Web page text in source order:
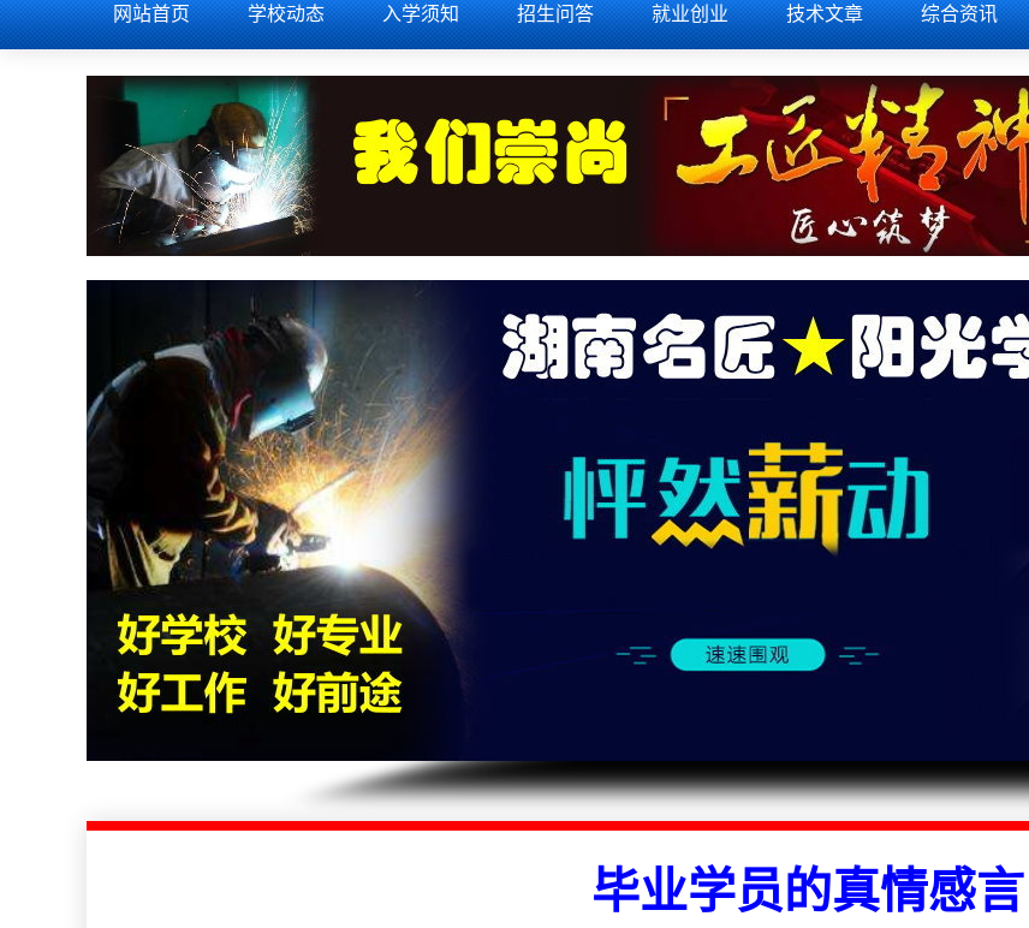
网站首页 学校动态 入学须知 招生问答 就业创业 技术文章 综合资讯
毕业学员的真情感言